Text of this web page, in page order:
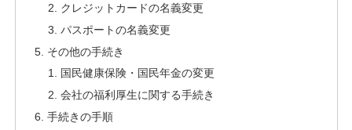
クレジットカードの名義変更
パスポートの名義変更
その他の手続き
国民健康保険・国民年金の変更
会社の福利厚生に関する手続き
手続きの手順